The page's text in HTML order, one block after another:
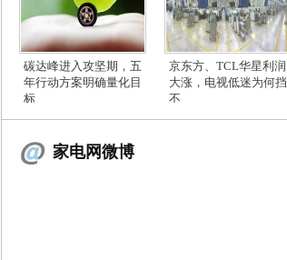
碳达峰进入攻坚期，五
年行动方案明确量化目
标
京东方、TCL华星利润
大涨，电视低迷为何挡
不
家电网微博